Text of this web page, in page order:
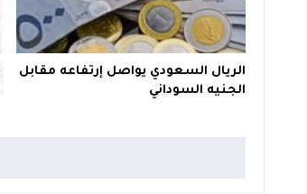
الريال السعودي يواصل إرتفاعه مقابل
الجنيه السوداني